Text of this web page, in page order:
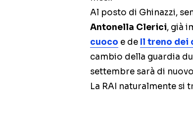
Al posto di Ghinazzi,
Antonella Clerici, già
cuoco e de Il treno dei
cambio della guardia
settembre sarà di
La RAI naturalmente si